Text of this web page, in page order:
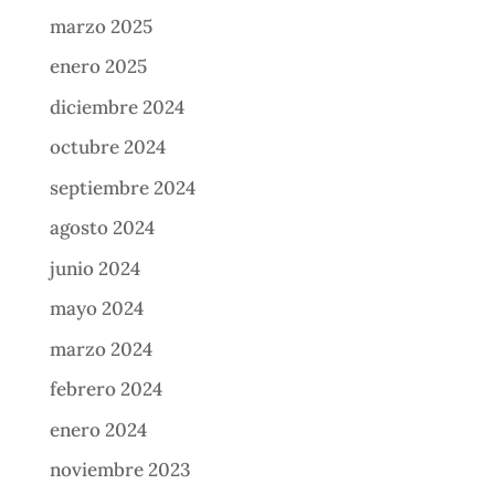
marzo 2025
enero 2025
diciembre 2024
octubre 2024
septiembre 2024
agosto 2024
junio 2024
mayo 2024
marzo 2024
febrero 2024
enero 2024
noviembre 2023